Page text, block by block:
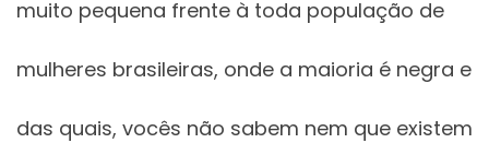
muito pequena frente à toda população de
mulheres brasileiras, onde a maioria é negra e
das quais, vocês não sabem nem que existem